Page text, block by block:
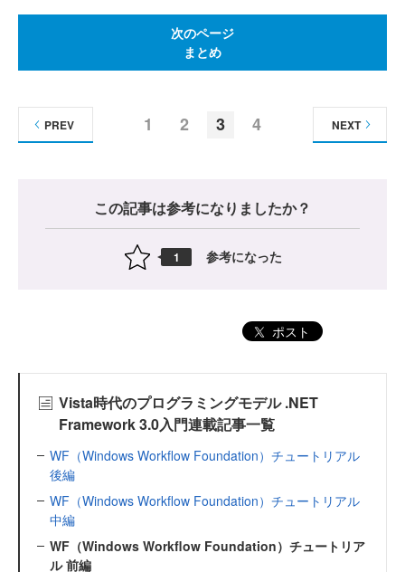
次のページ
まとめ
1 2 3 4
PREV NEXT
この記事は参考になりましたか？
1 参考になった
ポスト
Vista時代のプログラミングモデル .NET
Framework 3.0入門連載記事一覧
WF（Windows Workflow Foundation）チュートリアル
後編
WF（Windows Workflow Foundation）チュートリアル
中編
WF（Windows Workflow Foundation）チュートリア
ル 前編